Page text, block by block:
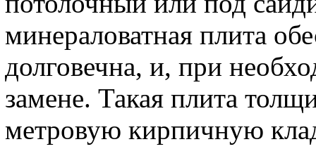
минераловатная плита
долговечна, и, при
замене. Такая плита
метровую кирпичную